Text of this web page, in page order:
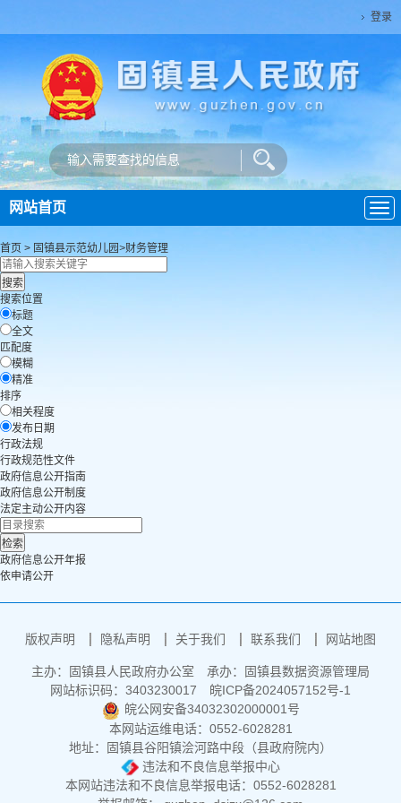
登录
导
航
网站首页
首页 > 固镇县示范幼儿园>财务管理
搜索位置
标题
全文
匹配度
模糊
精准
排序
相关程度
发布日期
行政法规
行政规范性文件
政府信息公开指南
政府信息公开制度
法定主动公开内容
政府信息公开年报
依申请公开
版权声明 隐私声明 关于我们 联系我们 网站地图
主办：固镇县人民政府办公室
承办：固镇县数据资源管理局
网站标识码：3403230017
皖ICP备2024057152号-1
皖公网安备34032302000001号
本网站运维电话：0552-6028281
地址：固镇县谷阳镇浍河路中段（县政府院内）
违法和不良信息举报中心
本网站违法和不良信息举报电话：0552-6028281